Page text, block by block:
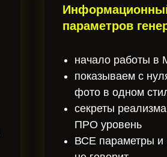
параметров
начало работы в
показываем с
фото в одном
секреты
ПРО уровень
ВСЕ параметры и